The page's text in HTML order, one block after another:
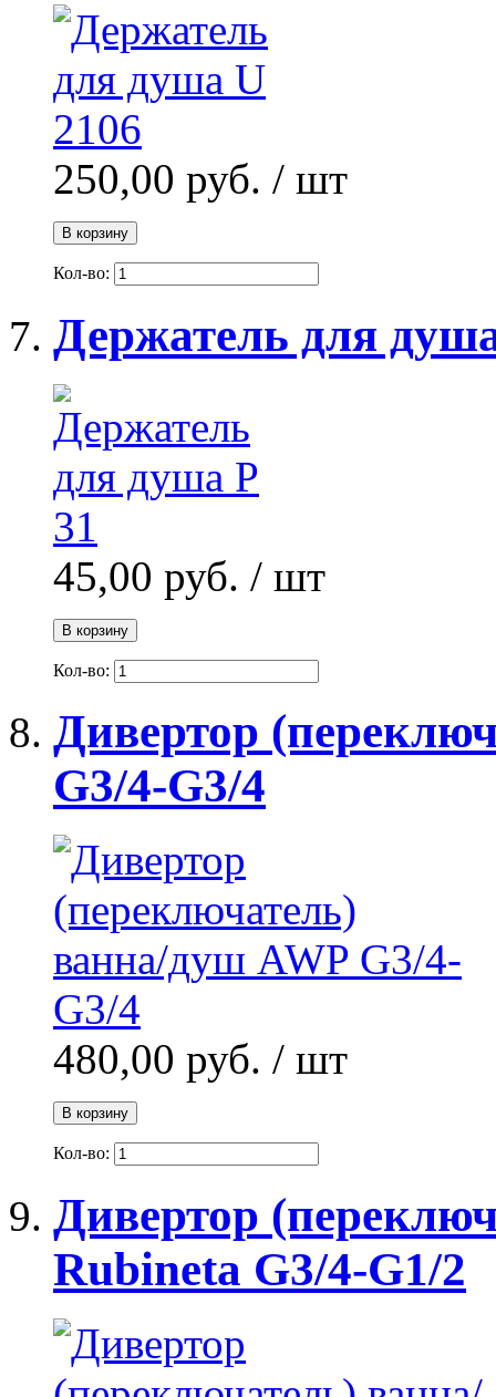
250,00 руб. / шт
В корзину
Кол-во:
Держатель для
45,00 руб. / шт
В корзину
Кол-во:
Дивертор
G3/4-G3/4
480,00 руб. / шт
В корзину
Кол-во:
Дивертор
Rubineta G3/4-G1/2